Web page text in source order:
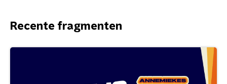
Recente fragmenten